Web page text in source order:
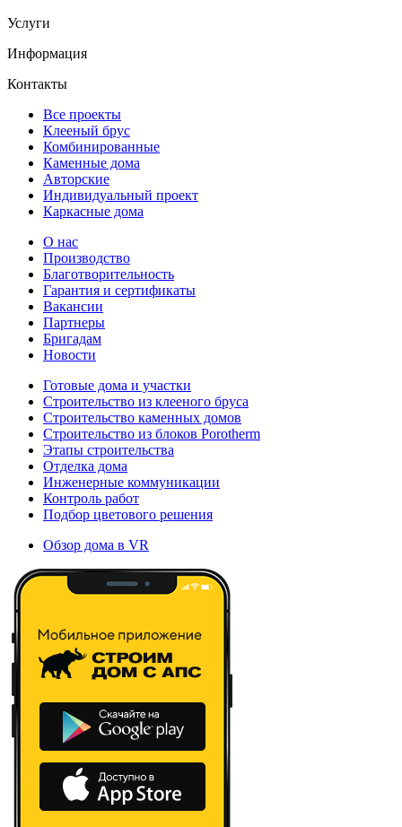
Услуги
Информация
Контакты
Все проекты
Клееный брус
Комбинированные
Каменные дома
Авторские
Индивидуальный проект
Каркасные дома
О нас
Производство
Благотворительность
Гарантия и сертификаты
Вакансии
Партнеры
Бригадам
Новости
Готовые дома и участки
Строительство из клееного бруса
Строительство каменных домов
Строительство из блоков Porotherm
Этапы строительства
Отделка дома
Инженерные коммуникации
Контроль работ
Подбор цветового решения
Обзор дома в VR